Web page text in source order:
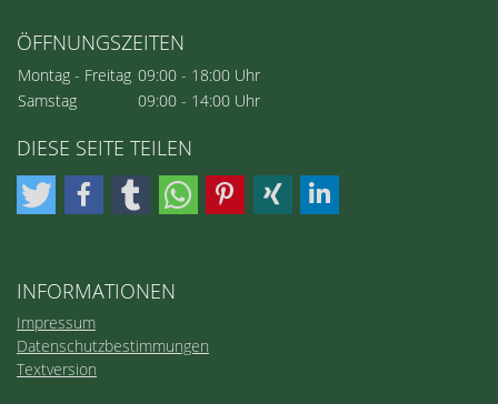
ÖFFNUNGSZEITEN
Montag - Freitag 09:00 - 18:00 Uhr
Samstag
09:00 - 14:00 Uhr
DIESE SEITE TEILEN
INFORMATIONEN
Impressum
Datenschutzbestimmungen
Textversion